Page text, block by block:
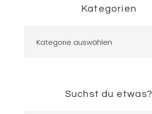
Kategorien
Suchst du etwas?